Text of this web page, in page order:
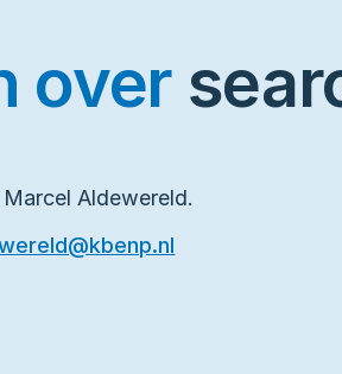
over
Aldewereld.